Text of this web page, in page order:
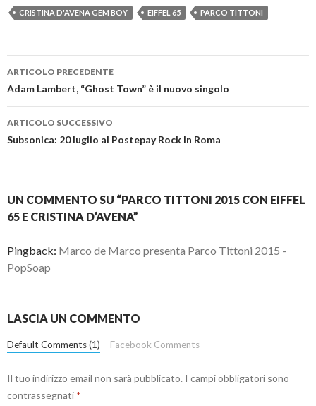
CRISTINA D'AVENA GEM BOY EIFFEL 65 PARCO TITTONI
Navigazione
articolo
ARTICOLO PRECEDENTE
Adam Lambert, “Ghost Town” è il nuovo singolo
ARTICOLO SUCCESSIVO
Subsonica: 20 luglio al Postepay Rock In Roma
UN COMMENTO SU “PARCO TITTONI 2015 CON EIFFEL
65 E CRISTINA D’AVENA”
Pingback: Marco de Marco presenta Parco Tittoni 2015 -
PopSoap
LASCIA UN COMMENTO
Default Comments (1) Facebook Comments
Il tuo indirizzo email non sarà pubblicato. I campi obbligatori sono
contrassegnati *